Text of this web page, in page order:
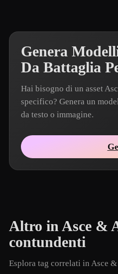
Genera
Da Battaglia
Hai bisogno di un asset
specifico? Genera un
da testo o immagine.
Altro in Asce &
contundenti
Esplora tag correlati in Asce